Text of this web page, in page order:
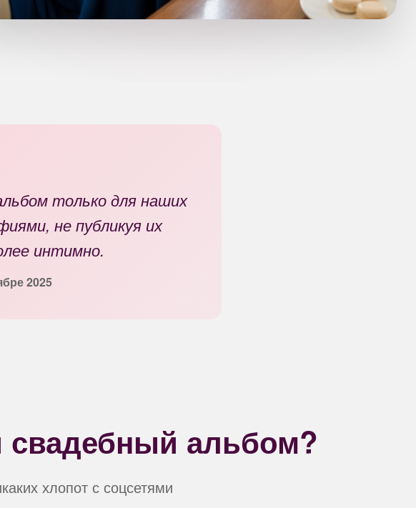
только для наших
не публикуя их
интимно.
2025
альбом?
хлопот с соцсетями